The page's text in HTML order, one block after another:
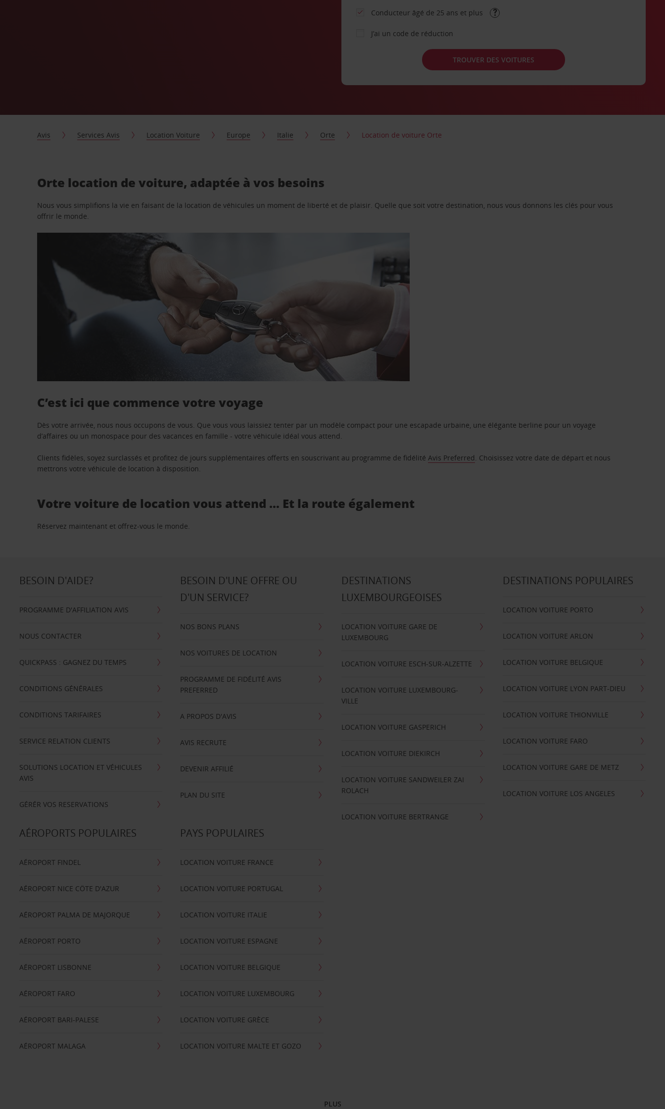
Conducteur âgé de 25 ans et plus
J’ai un code de réduction
TROUVER DES VOITURES
Avis Services Avis Location Voiture Europe Italie Orte Location de voiture Orte
Orte location de voiture, adaptée à vos besoins
Nous vous simplifions la vie en faisant de la location de véhicules un moment de liberté et de plaisir. Quelle que soit votre destination, nous vous donnons les clés pour vous
offrir le monde.
C’est ici que commence votre voyage
Dès votre arrivée, nous nous occupons de vous. Que vous vous laissiez tenter par un modèle compact pour une escapade urbaine, une élégante berline pour un voyage
d’affaires ou un monospace pour des vacances en famille - votre véhicule idéal vous attend.
Clients fidèles, soyez surclassés et profitez de jours supplémentaires offerts en souscrivant au programme de fidélitéAvis Preferred. Choisissez votre date de départ et nous
mettrons votre véhicule de location à disposition.
Votre voiture de location vous attend … Et la route également
Réservez maintenant et offrez-vous le monde.
BESOIN D'AIDE?
PROGRAMME D'AFFILIATION AVIS
NOUS CONTACTER
QUICKPASS : GAGNEZ DU TEMPS
CONDITIONS GÉNÉRALES
CONDITIONS TARIFAIRES
SERVICE RELATION CLIENTS
SOLUTIONS LOCATION ET VÉHICULES
AVIS
GÉRÉR VOS RESERVATIONS
BESOIN D'UNE OFFRE OU
D'UN SERVICE?
NOS BONS PLANS
NOS VOITURES DE LOCATION
PROGRAMME DE FIDÉLITÉ AVIS
PREFERRED
A PROPOS D'AVIS
AVIS RECRUTE
DEVENIR AFFILIÉ
PLAN DU SITE
DESTINATIONS
LUXEMBOURGEOISES
LOCATION VOITURE GARE DE
LUXEMBOURG
LOCATION VOITURE ESCH-SUR-ALZETTE
LOCATION VOITURE LUXEMBOURG-
VILLE
LOCATION VOITURE GASPERICH
LOCATION VOITURE DIEKIRCH
LOCATION VOITURE SANDWEILER ZAI
ROLACH
LOCATION VOITURE BERTRANGE
DESTINATIONS POPULAIRES
LOCATION VOITURE PORTO
LOCATION VOITURE ARLON
LOCATION VOITURE BELGIQUE
LOCATION VOITURE LYON PART-DIEU
LOCATION VOITURE THIONVILLE
LOCATION VOITURE FARO
LOCATION VOITURE GARE DE METZ
LOCATION VOITURE LOS ANGELES
AÉROPORTS POPULAIRES
AÉROPORT FINDEL
AÉROPORT NICE CÖTE D'AZUR
AÉROPORT PALMA DE MAJORQUE
AÉROPORT PORTO
AÉROPORT LISBONNE
AÉROPORT FARO
AÉROPORT BARI-PALESE
AÉROPORT MALAGA
PAYS POPULAIRES
LOCATION VOITURE FRANCE
LOCATION VOITURE PORTUGAL
LOCATION VOITURE ITALIE
LOCATION VOITURE ESPAGNE
LOCATION VOITURE BELGIQUE
LOCATION VOITURE LUXEMBOURG
LOCATION VOITURE GRÈCE
LOCATION VOITURE MALTE ET GOZO
PLUS